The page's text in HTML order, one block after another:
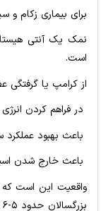
برای بیماری زکام و
نمک یک آنتی
است.
از کرامپ یا گرفتگی
در فراهم کردن
باعث بهبود
باعث خارج شدن
واقعیت این است که